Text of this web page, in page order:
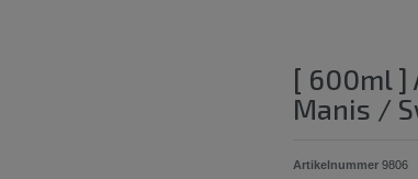
[ 600ml ]
Manis /
Artikelnummer9806